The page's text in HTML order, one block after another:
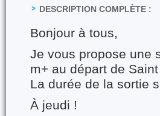
DESCRIPTION COMPLÈTE :
Bonjour à tous,
Je vous propose une
m+ au départ de
La durée de la sortie
À jeudi !